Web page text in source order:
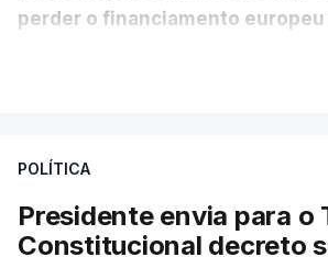
perder o financiamento europeu
sistema mais simples, mais justo
"Sempre que seja possível reduzir
POLÍTICA
Presidente envia para o
Constitucional decreto